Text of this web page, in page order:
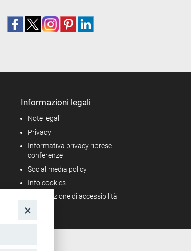
Informazioni legali
Note legali
Privacy
Informativa privacy riprese
conferenze
Social media policy
Info cookies
Dichiarazione di accessibilità